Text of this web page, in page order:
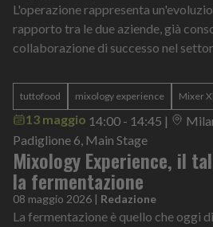
L'operazione rappresenta
rapporto tra le due aziende, già
collaborazione di successo nel
tuttofood mixology experience Mixer
13 maggio 14:00 - 14:45 |
Padiglione 6, Main Stage
Mixology Experience, il
la fermentazione
08 maggio 2026 | Redazione
La fermentazione è quello che oggi